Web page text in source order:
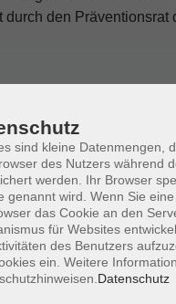
den Präventionsrat
&
Mi.
sind kleine Datenmengen,
des Nutzers während
werden. Ihr Browser
genannt wird. Wenn Sie
das Cookie an den
für Websites
des Benutzers
ein. Weitere
Datenschutz